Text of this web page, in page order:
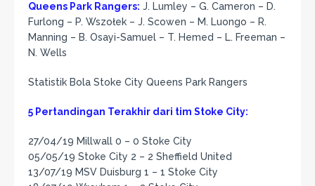
Queens Park Rangers: J. Lumley – G. Cameron – D.
Furlong – P. Wszołek – J. Scowen – M. Luongo – R.
Manning – B. Osayi-Samuel – T. Hemed – L. Freeman –
N. Wells
Statistik Bola Stoke City Queens Park Rangers
5 Pertandingan Terakhir dari tim Stoke City:
27/04/19 Millwall 0 – 0 Stoke City
05/05/19 Stoke City 2 – 2 Sheffield United
13/07/19 MSV Duisburg 1 – 1 Stoke City